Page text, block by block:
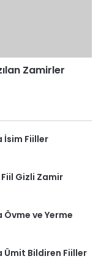
Zamirler
İsim Fiiller
Gizli Zamir
ve Yerme
Ümit Bildiren Fiiller